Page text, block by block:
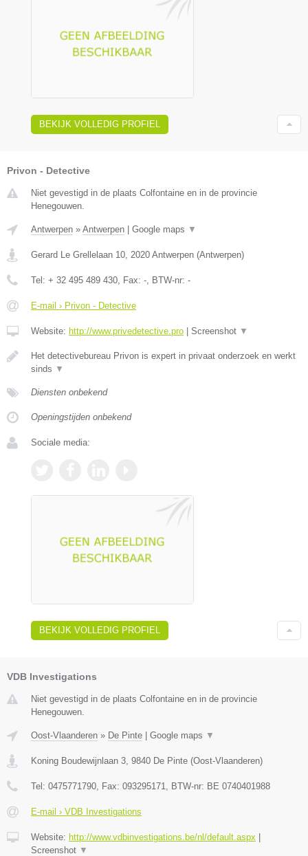
BEKIJK VOLLEDIG PROFIEL
Privon - Detective
Niet gevestigd in de plaats Colfontaine en in de provincie
Henegouwen.
Antwerpen » Antwerpen Google maps ▼
Gerard Le Grellelaan 10 2020 Antwerpen (Antwerpen)
Tel: + 32 495 489 430 , Fax: - , BTW-nr: -
E-mail › Privon - Detective
Website: http://www.privedetective.pro Screenshot ▼
Het detectivebureau Privon is expert in privaat onderzoek en werkt
sinds ▼
Diensten onbekend
Openingstijden onbekend
Sociale media:
BEKIJK VOLLEDIG PROFIEL
VDB Investigations
Niet gevestigd in de plaats Colfontaine en in de provincie
Henegouwen.
Oost-Vlaanderen » De Pinte | Google maps ▼
Koning Boudewijnlaan 3 9840 De Pinte (Oost-Vlaanderen)
Tel: 0475771790 , Fax: 093295171 , BTW-nr: BE 0740401988
E-mail › VDB Investigations
Website: http://www.vdbinvestigations.be/nl/default.aspx |
Screenshot ▼